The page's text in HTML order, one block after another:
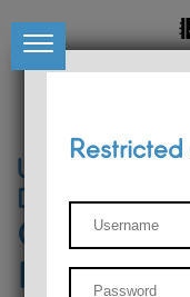
University of
Départment of
Center for
Research